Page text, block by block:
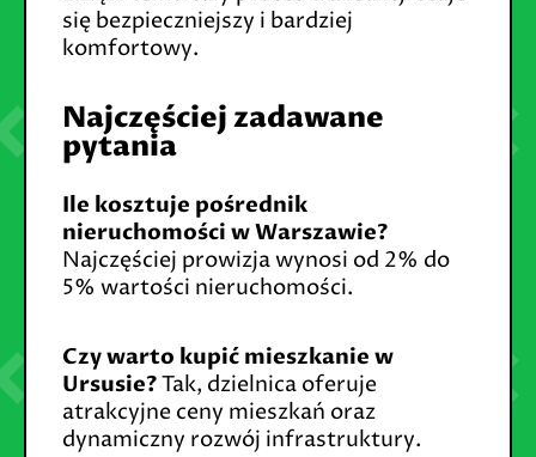
się bezpieczniejszy i bardziej
komfortowy.
Najczęściej zadawane
pytania
Ile kosztuje pośrednik
nieruchomości w Warszawie?
Najczęściej prowizja wynosi od 2% do
5% wartości nieruchomości.
Czy warto kupić mieszkanie w
Ursusie?Tak, dzielnica oferuje
atrakcyjne ceny mieszkań oraz
dynamiczny rozwój infrastruktury.